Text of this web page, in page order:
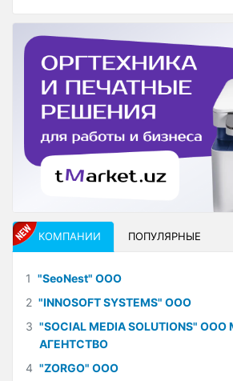
КОМПАНИИ ПОПУЛЯРНЫЕ
1 "SeoNest" ООО
2 "INNOSOFT SYSTEMS" ООО
3 "SOCIAL MEDIA SOLUTIONS"
АГЕНТСТВО
4 "ZORGO" ООО